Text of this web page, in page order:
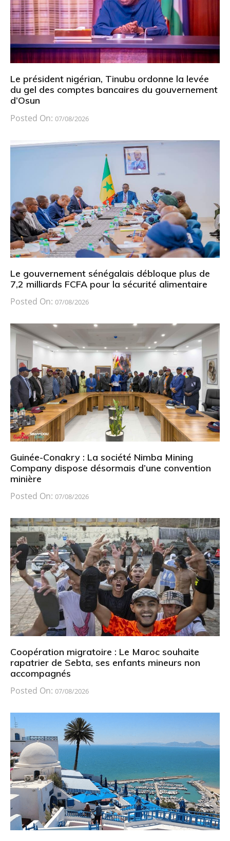
Le président nigérian, Tinubu ordonne la levée
du gel des comptes bancaires du gouvernement
d’Osun
Posted On: 07/08/2026
Le gouvernement sénégalais débloque plus de
7,2 milliards FCFA pour la sécurité alimentaire
Posted On: 07/08/2026
Guinée-Conakry : La société Nimba Mining
Company dispose désormais d’une convention
minière
Posted On: 07/08/2026
Coopération migratoire : Le Maroc souhaite
rapatrier de Sebta, ses enfants mineurs non
accompagnés
Posted On: 07/08/2026